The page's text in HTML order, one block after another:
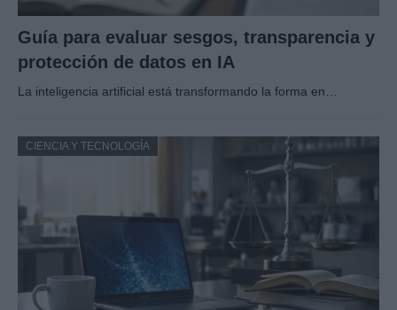
Guía para evaluar sesgos, transparencia y
protección de datos en IA
La inteligencia artificial está transformando la forma en…
CIENCIA Y TECNOLOGÍA